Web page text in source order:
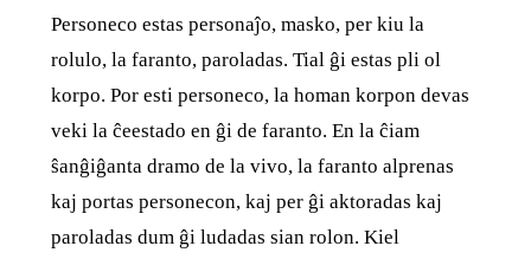
Personeco estas personaĵo, masko, per kiu la
rolulo, la faranto, paroladas. Tial ĝi estas pli ol
korpo. Por esti personeco, la homan korpon devas
veki la ĉeestado en ĝi de faranto. En la ĉiam
ŝanĝiĝanta dramo de la vivo, la faranto alprenas
kaj portas personecon, kaj per ĝi aktoradas kaj
paroladas dum ĝi ludadas sian rolon. Kiel